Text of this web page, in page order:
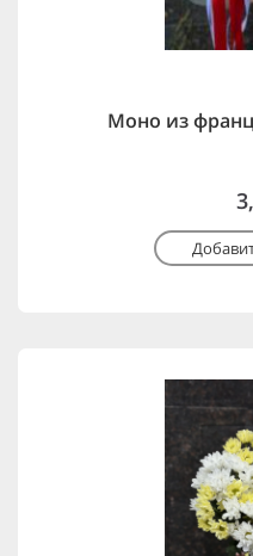
Моно из